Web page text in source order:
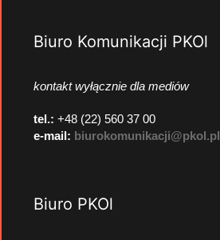
Biuro Komunikacji PKOl
kontakt wyłącznie dla mediów
tel.: +48 (22) 560 37 00
e-mail: biurokomunikacji@pkol.pl
Biuro PKOl